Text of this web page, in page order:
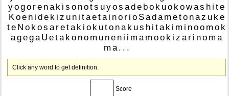
yogo re na k i s o nots uyos ade bo k uo k owas h i te
Koe n i de k i z u n i taeta i no r i o Sada m eto naz u k e
te N o k os a reta k i o k uto na k us h i ta k i m i noo m o k
agega U eta k o no m u ne n i i m a m oo k i z a r i no m a
m a . . .
Click any word to get definition.
Score